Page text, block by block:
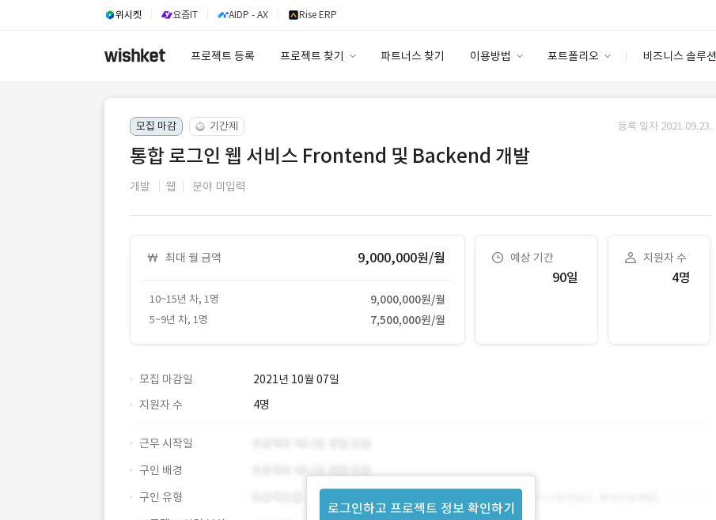
위시켓 요즘IT AIDP - AX Rise ERP
프로젝트 등록 프로젝트 찾기 파트너스 찾기 이용방법 포트폴리오 비즈니스 솔루션
이용요금
고객센터
안심 코드 케어
모집 마감 기간제 등록 일자 2021.09.23.
통합 로그인 웹 서비스 Frontend 및 Backend 개발
개발 웹 분야 미입력
최대 월 금액 9,000,000원/월
10~15년 차, 1명 9,000,000원/월
5~9년 차, 1명 7,500,000원/월
예상 기간
90일
지원자 수
4명
모집 마감일
2021년 10월 07일
지원자 수
4명
로그인하고 프로젝트 정보 확인하기
근무 시작일
구인 배경
구인 유형